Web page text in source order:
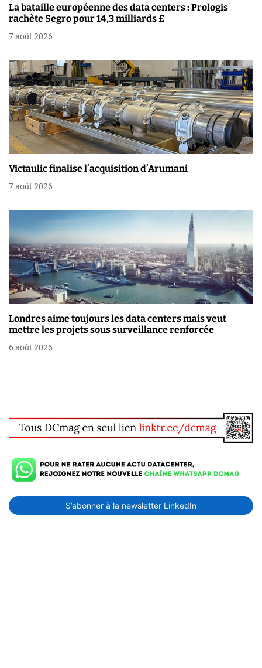
e
l
’
a
r
t
i
c
La bataille européenne des data centers : Prologis
rachète Segro pour 14,3 milliards £
7 août 2026
Victaulic finalise l’acquisition d’Arumani
7 août 2026
Londres aime toujours les data centers mais veut
mettre les projets sous surveillance renforcée
6 août 2026
S’abonner à la newsletter LinkedIn